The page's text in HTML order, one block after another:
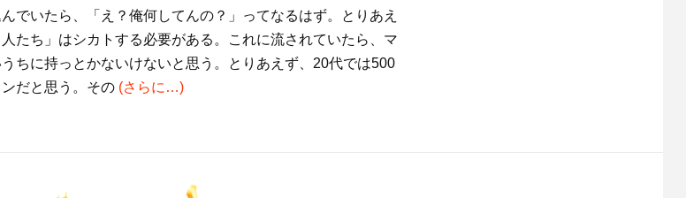
でいたら、「え？俺何してんの？」ってなるはず。とりあえ
たち」はシカトする必要がある。これに流されていたら、マ
ちに持っとかないけないと思う。とりあえず、20代では500
だと思う。その (さらに…)